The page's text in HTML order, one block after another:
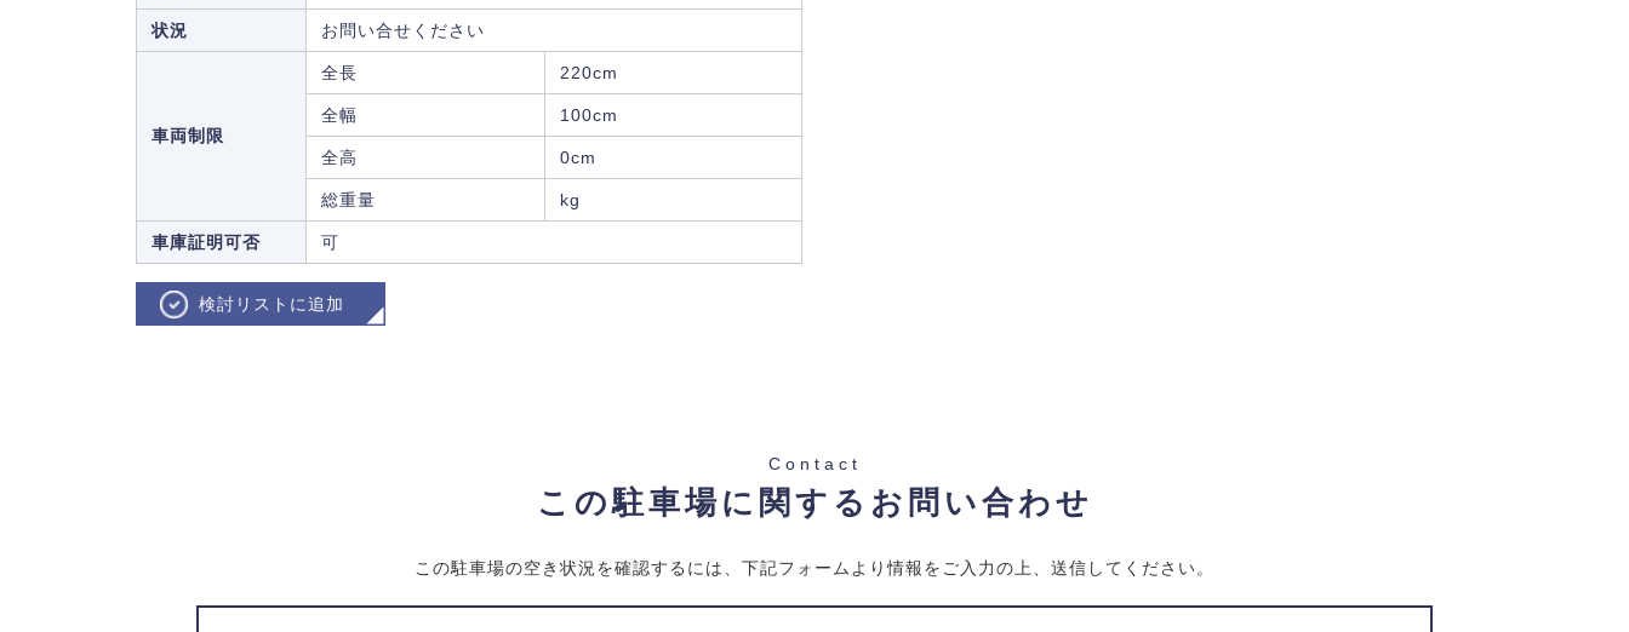
状況 お問い合せください
車両制限
全長 220cm
全幅 100cm
全高 0cm
総重量 kg
車庫証明可否 可
検討リストに追加
Contact
この駐車場に関するお問い合わせ
この駐車場の空き状況を確認するには、下記フォームより情報をご入力の上、送信してください。